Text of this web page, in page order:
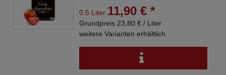
0.5 Liter 11,90 € *
Grundpreis 23,80 € / Liter
weitere Varianten erhältlich